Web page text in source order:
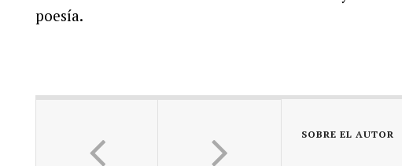
poesía.
SOBRE EL AUTOR